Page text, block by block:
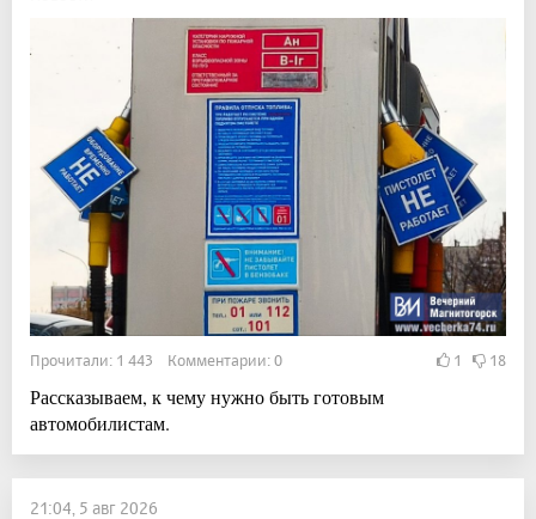
Прочитали: 1 443 Комментарии: 0 1 18
Рассказываем, к чему нужно быть готовым
автомобилистам.
21:04, 5 авг 2026